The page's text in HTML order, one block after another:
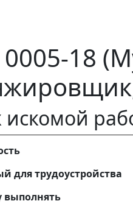
18
для трудоустройства
выполнять